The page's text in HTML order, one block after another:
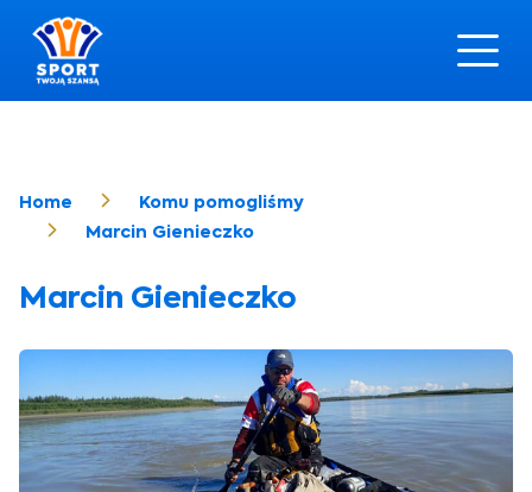
Home
Komu pomogliśmy
Marcin Gienieczko
Marcin Gienieczko